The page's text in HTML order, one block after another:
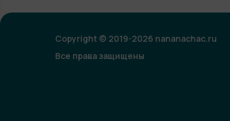
Copyright © 2019-2026 nananachac.ru
Все права защищены